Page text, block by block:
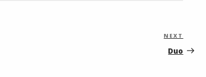
Next
Post
NEXT
Duo